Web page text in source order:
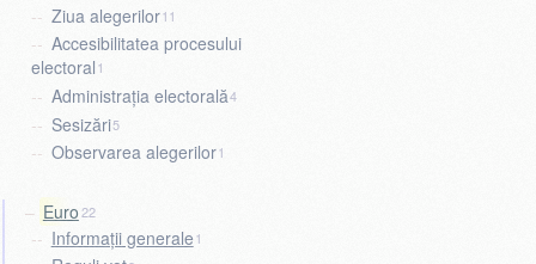
Ziua alegerilor11
Accesibilitatea procesului
electoral1
Administrația electorală4
Sesizări5
Observarea alegerilor1
Euro22
Informații generale1